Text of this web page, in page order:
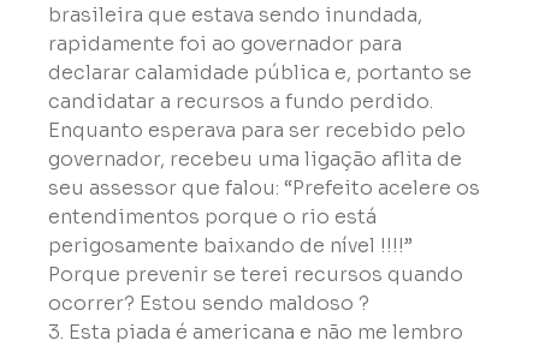
brasileira que estava sendo inundada,
rapidamente foi ao governador para
declarar calamidade pública e, portanto se
candidatar a recursos a fundo perdido.
Enquanto esperava para ser recebido pelo
governador, recebeu uma ligação aflita de
seu assessor que falou: “Prefeito acelere os
entendimentos porque o rio está
perigosamente baixando de nível !!!!”
Porque prevenir se terei recursos quando
ocorrer? Estou sendo maldoso ?
3. Esta piada é americana e não me lembro